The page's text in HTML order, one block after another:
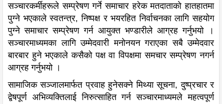
सञ्चारकर्मीहरूले सम्प्रेषण गर्ने समाचार हरेक मतदाताको हातहातमा
पुग्ने भएकाले स्वतन्त्र, निष्पक्ष र भयरहित निर्वाचनका लागि सहयोग
पुग्ने समाचार सम्प्रेषण गर्न आयुक्त भण्डारीले आग्रह गर्नुभयो ।
सञ्चारमाध्यमका लागि उम्मेदवारी मनोनयन गराएका सबै उम्मेदवार
बारबार हुने भएकाले कसैको पक्ष वा विपक्षमा समचार सम्प्रेषण नगर्न
आग्रह गर्नुभयो ।
सामाजिक सञ्जालमार्फत प्रवाह हुनेसक्ने मिथ्या सूचना, दुष्प्रचार र
द्वेषपूर्ण अभिव्यक्तिलाई निरुत्साहित गर्न सञ्चारमाध्यमले महत्वपूर्ण